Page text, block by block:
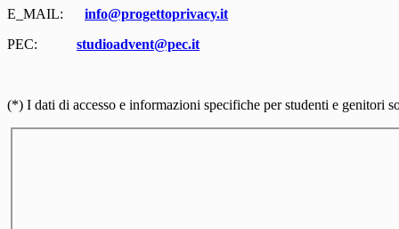
E_MAIL:
info@progettoprivacy.it
PEC: studioadvent@pec.it
(*) I dati di accesso e informazioni specifiche per studenti e genitori